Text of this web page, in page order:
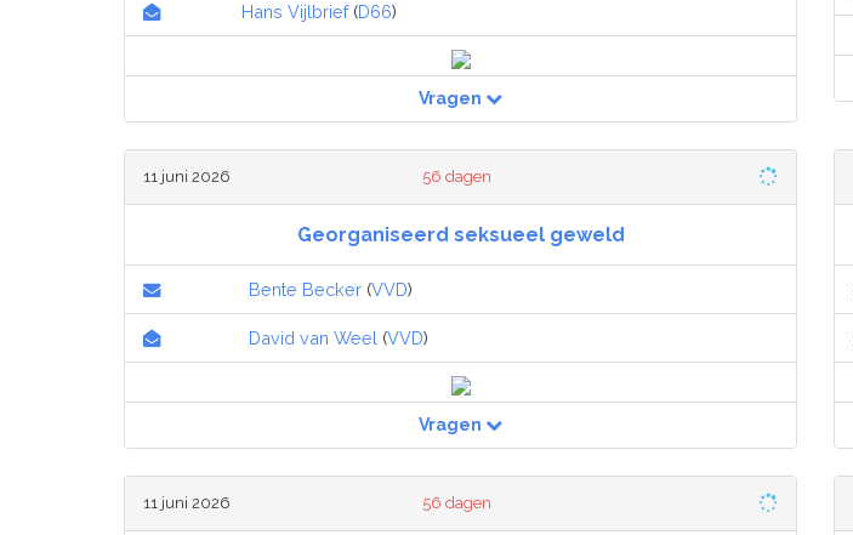
Hans Vijlbrief(D66)
Vragen
11 juni 2026 56 dagen
Georganiseerd seksueel geweld
Bente Becker (VVD)
David van Weel (VVD)
Vragen
11 juni 2026 56 dagen